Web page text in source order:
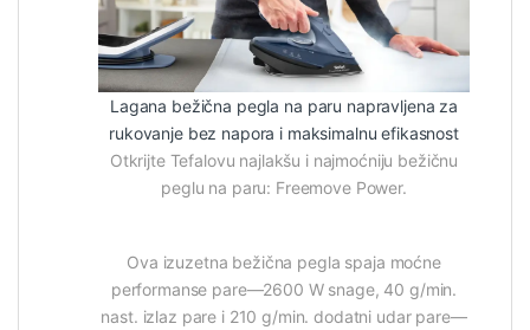
Lagana bežična pegla na paru napravljena za
rukovanje bez napora i maksimalnu efikasnost
Otkrijte Tefalovu najlakšu i najmoćniju bežičnu
peglu na paru: Freemove Power.
Ova izuzetna bežična pegla spaja moćne
performanse pare—2600 W snage, 40 g/min.
nast. izlaz pare i 210 g/min. dodatni udar pare—